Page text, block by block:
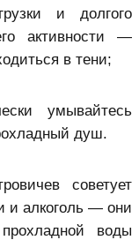
и долгого
активности —
в тени;
умывайтесь
душ.
советует
и алкоголь — они
воды